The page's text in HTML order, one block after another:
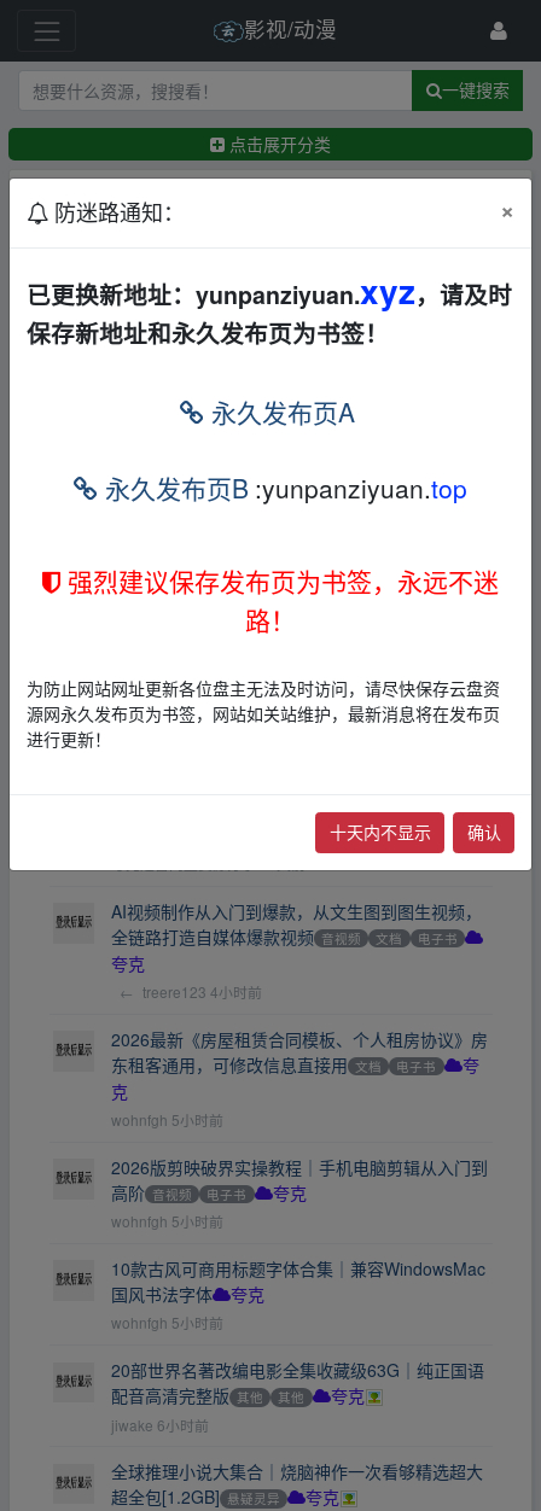
影视/动漫
一键搜索
点击展开分类
最新 精华
雷网盘
Yuhina 8天前
迅雷网盘
不LIANG执念清CHU师(2023)4K全12集内嵌简中字
幕 华语 电视剧 夸克
《今晚正好》20262160P国语中字【以情感、激情
戏为宣传卖点，马思纯美出新高度】[1.7GB]
夸克
《朝花夕拾》[2024中国大陆剧情][佟小虎/韩三明]
《无名刀》[2023中国大陆武侠][杨帆/崔真真/王璐]
迅雷网盘
AI视频制作从入门到爆款，从文生图到图生视频，
全链路打造自媒体爆款视频 音视频 文档 电子书
夸克
← treere123 4小时前
2026最新《房屋租赁合同模板、个人租房协议》房
东租客通用，可修改信息直接用 文档 电子书
夸
克
wohnfgh 5小时前
2026版剪映破界实操教程｜手机电脑剪辑从入门到
高阶 音视频 电子书 夸克
wohnfgh 5小时前
10款古风可商用标题字体合集｜兼容WindowsMac
国风书法字体
夸克
wohnfgh 5小时前
20部世界名著改编电影全集收藏级63G｜纯正国语
配音高清完整版 其他 其他 夸克
jiwake 6小时前
全球推理小说大集合｜烧脑神作一次看够精选超大
超全包[1.2GB] 悬疑灵异 夸克
防迷路通知： ×
已更换新地址：yunpanziyuan.xyz，请及时
保存新地址和永久发布页为书签！
永久发布页A
永久发布页B :yunpanziyuan.top
强烈建议保存发布页为书签，永远不迷
路！
为防止网站网址更新各位盘主无法及时访问，请尽快保存云盘资
源网永久发布页为书签，网站如关站维护，最新消息将在发布页
进行更新！
十天内不显示 确认